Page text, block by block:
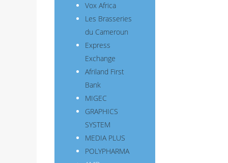
Vox Africa
Les Brasseries
du Cameroun
Express
Exchange
Afriland First
Bank
MIGEC
GRAPHICS
SYSTEM
MEDIA PLUS
POLYPHARMA